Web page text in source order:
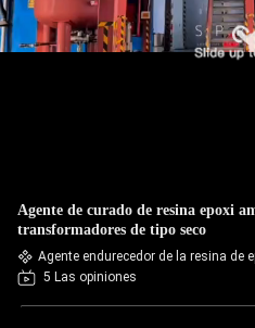
Agente de curado de resina epoxi
transformadores de tipo seco
Agente endurecedor de la resina de
5 Las opiniones